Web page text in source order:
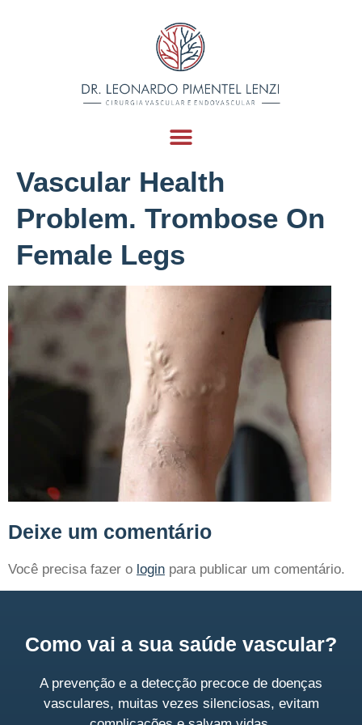
Varicose Veins On
Woman Legs Indoors.
Vascular Health
Problem. Trombose On
Female Legs
Deixe um comentário
Você precisa fazer o login para publicar um comentário.
Como vai a sua saúde vascular?
A prevenção e a detecção precoce de doenças
vasculares, muitas vezes silenciosas, evitam